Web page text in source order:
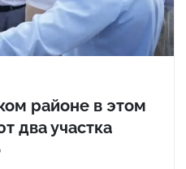
районе в этом
два участка